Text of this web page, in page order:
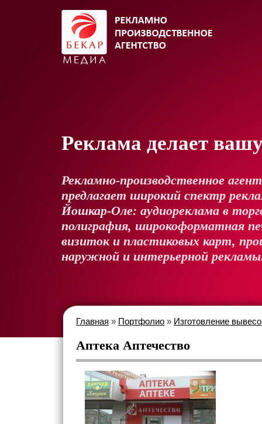
Реклама делает
Рекламно-производственное
предлагает широкий спектр
Йошкар-Оле: аудиореклама в
полиграфия, широкоформатная
визиток и пластиковых карт,
наружной и интерьерной
Главная » Портфолио » Изготовление
Аптека Аптечество